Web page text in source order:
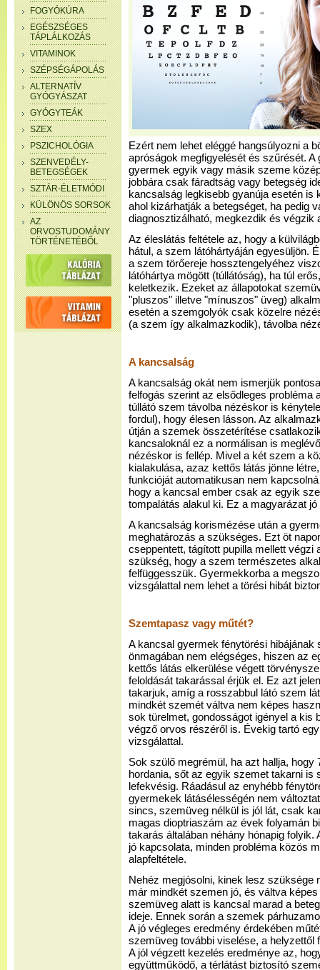
FOGYÓKÚRA
EGÉSZSÉGES
TÁPLÁLKOZÁS
VITAMINOK
SZÉPSÉGÁPOLÁS
ALTERNATÍV
GYÓGYÁSZAT
GYÓGYTEÁK
SZEX
PSZICHOLÓGIA
SZENVEDÉLY-
BETEGSÉGEK
SZTÁR-ÉLETMÓDI
KÜLÖNÖS SORSOK
AZ
ORVOSTUDOMÁNY
TÖRTÉNETÉBŐL
Ezért nem lehet eléggé hangsúlyozni a
apróságok megfigyelését és szűrését.
gyermek egyik vagy másik szeme
jobbára csak fáradtság vagy betegség
kancsalság legkisebb gyanúja esetén is
ahol kizárhatják a betegséget, ha pedig
diagnosztizálható, megkezdik és végzik
Az éleslátás feltétele az, hogy a
hátul, a szem látóhártyáján egyesüljön.
a szem törőereje hossztengelyéhez
látóhártya mögött (túllátóság), ha túl
keletkezik. Ezeket az állapotokat
"pluszos" illetve "mínuszos" üveg)
esetén a szemgolyók csak közelre
(a szem így alkalmazkodik), távolba
A kancsalság
A kancsalság okát nem ismerjük
felfogás szerint az elsődleges probléma
túllátó szem távolba nézéskor is
fordul), hogy élesen lásson. Az
útján a szemek összetérítése
kancsaloknál ez a normálisan is
nézéskor is fellép. Mivel a két szem a
kialakulása, azaz kettős látás jönne
funkcióját automatikusan nem
hogy a kancsal ember csak az egyik
tompalátás alakul ki. Ez a magyarázat
A kancsalság korismézése után a
meghatározás a szükséges. Ezt öt
cseppentett, tágított pupilla mellett végzi
szükség, hogy a szem természetes
felfüggesszük. Gyermekkorba a
vizsgálattal nem lehet a törési hibát
Szemtapasz vagy műtét?
A kancsal gyermek fénytörési
önmagában nem elégséges, hiszen az
kettős látás elkerülése végett
feloldását takarással érjük el. Ez azt
takarjuk, amíg a rosszabbul látó szem
mindkét szemét váltva nem képes
sok türelmet, gondosságot igényel a kis
végző orvos részéről is. Évekig tartó
vizsgálattal.
Sok szülő megrémül, ha azt hallja, hogy
hordania, sőt az egyik szemet takarni is
lefekvésig. Ráadásul az enyhébb
gyermekek látásélességén nem
sincs, szemüveg nélkül is jól lát, csak
magas dioptriaszám az évek folyamán
takarás általában néhány hónapig
jó kapcsolata, minden probléma közös
alapfeltétele.
Nehéz megjósolni, kinek lesz szüksége
már mindkét szemen jó, és váltva
szemüveg alatt is kancsal marad a
ideje. Ennek során a szemek
A jó végleges eredmény érdekében
szemüveg további viselése, a helyzettől
A jól végzett kezelés eredménye az,
együttműködő, a térlátást biztosító